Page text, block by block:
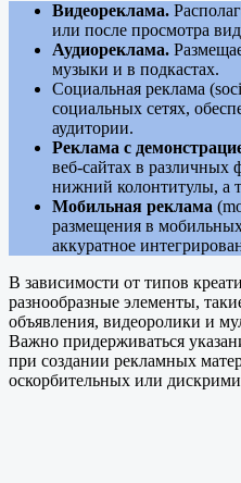
Видеореклама.
или после просмотра
Аудиореклама.
музыки и в подкастах.
Социальная реклама
социальных сетях,
аудитории.
Реклама с
веб-сайтах в различных
нижний колонтитулы, а
Мобильная реклама
размещения в
аккуратное
В зависимости от типов
разнообразные элементы,
объявления, видеоролики и
Важно придерживаться
при создании рекламных
оскорбительных или